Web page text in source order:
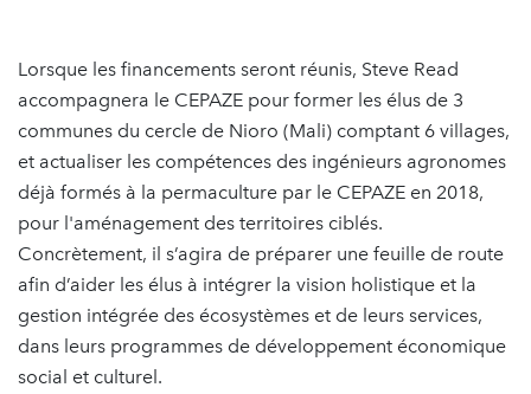
Lorsque les financements seront réunis, Steve Read
accompagnera le CEPAZE pour former les élus de 3
communes du cercle de Nioro (Mali) comptant 6 villages,
et actualiser les compétences des ingénieurs agronomes
déjà formés à la permaculture par le CEPAZE en 2018,
pour l'aménagement des territoires ciblés.
Concrètement, il s’agira de préparer une feuille de route
afin d’aider les élus à intégrer la vision holistique et la
gestion intégrée des écosystèmes et de leurs services,
dans leurs programmes de développement économique
social et culturel.